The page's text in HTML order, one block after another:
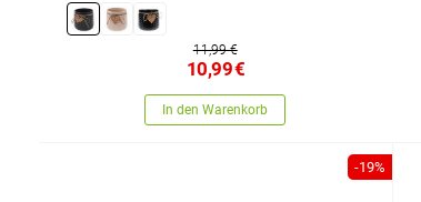
11,99 €
10,99€
In den Warenkorb
-19%